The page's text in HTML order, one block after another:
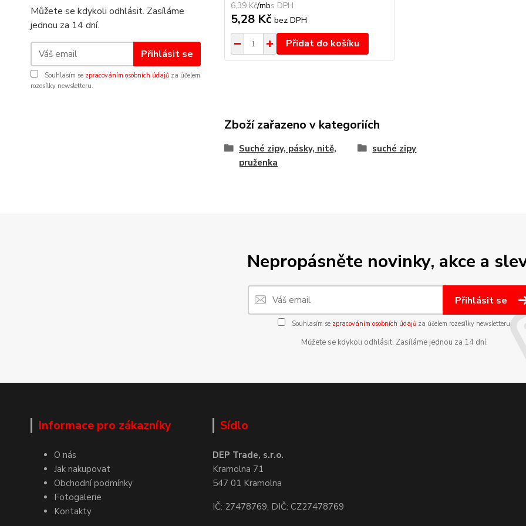
Můžete se kdykoli odhlásit. Zasíláme
jednou za 14 dní.
Přihlásit se
Souhlasím se zpracováním osobních údajů za účelem
rozesílky newsletteru.
6,39 Kč/mb
5,28 Kč bez DPH
Přidat do košíku
Zboží zařazeno v kategoriích
Suché zipy, pásky, nitě,
pruženka
suché zipy
Nepropásněte novinky, akce a
Přihlásit se
Souhlasím se zpracováním osobních údajůza účelem rozesílky newsletteru.
Můžete se kdykoli odhlásit. Zasíláme jednou za 14 dní.
Informace pro zákazníky
O nás
Jak nakupovat
Obchodní podmínky
Fotogalerie
Kontakty
Sídlo
DEP Trade, s.r.o.
Kramolna 71
547 01 Kramolna
IČ: 27478769, DIČ: CZ27478769